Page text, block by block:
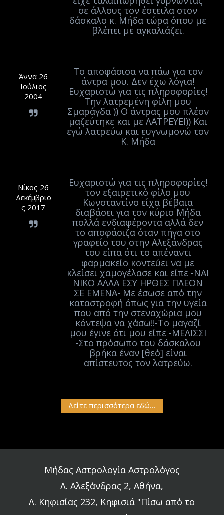
σε άλλους τον έστειλα στον
δάσκαλο κ. Μήδα τώρα όπου με
βλέπει με αγκαλιάζει.
Άννα 26
Ιούλιος
2004
Το αποφάσισα να πάω για τον
άντρα μου. Δεν έχω λόγια!
Ευχαριστώ για τις πληροφορίες!
Την λατρεμένη φίλη μου
Σμαράγδα )) Ο άντρας μου πλέον
μαζεύτηκε και με ΛΑΤΡΕΥΕΙ)) Και
εγώ λατρεύω και ευγνωμονώ τον
Κ. Μήδα
Νίκος 26
Δεκέμβριο
ς 2017
Ευχαριστώ για τις πληροφορίες!
τον εξαιρετικό φίλο μου
Κωνσταντίνο είχα βέβαια
διαβάσει για τον κύριο Μήδα
πολλά ενδιαφέροντα αλλά δεν
το αποφάσιζα όταν πήγα στο
γραφείο του στην Αλεξάνδρας
του είπα ότι το απέναντι
φαρμακείο κοντεύει να με
κλείσει χαμογέλασε και είπε -ΝΑΙ
ΝΙΚΟ ΑΛΛΑ ΕΣΥ ΗΡΘΕΣ ΠΛΕΟΝ
ΣΕ ΕΜΕΝΑ- Με έσωσε από την
καταστροφή όπως για την υγεία
που από την στεναχώρια μου
κόντεψα να χάσω!!-Το μαγαζί
μου έγινε ότι μου είπε -ΜΕΛΙΣΣΙ
-Στο πρόσωπο του δάσκαλου
βρήκα έναν [θεό] είναι
απίστευτος τον λατρεύω.
Δείτε περισσότερα εδώ…
Μήδας Αστρολογία Αστρολόγος
Λ. Αλεξάνδρας 2, Αθήνα,
Λ. Κηφισίας 232, Κηφισιά "Πίσω από το